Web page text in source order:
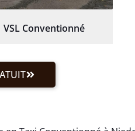
VSL Conventionné